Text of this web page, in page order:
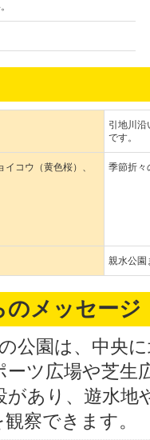
引地川沿
です。
コウ（黄色桜）、
季節折々
親水公園
のメッセージ
公園は、中央
ツ広場や芝生
あり、遊水地
察できます。